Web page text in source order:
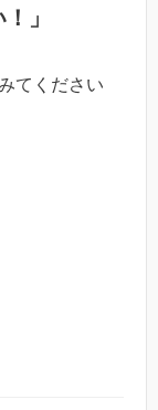
」
てください